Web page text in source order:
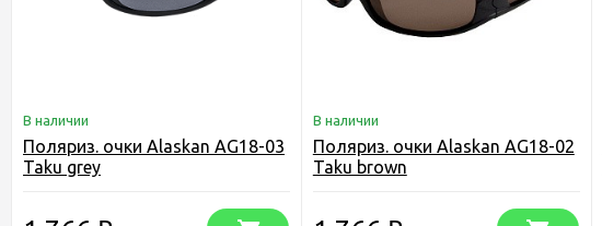
В наличии
Поляриз. очки Alaskan AG18-03
Taku grey
В наличии
Поляриз. очки Alaskan AG18-02
Taku brown